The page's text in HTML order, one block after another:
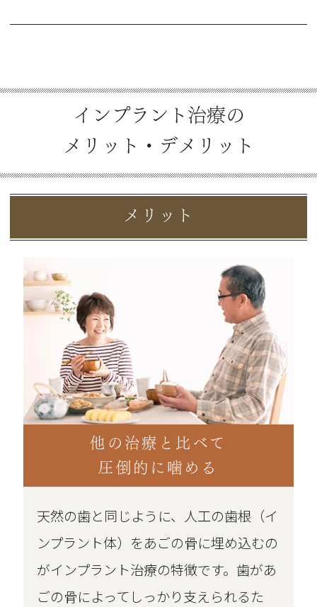
インプラント治療の
メリット・デメリット
メリット
他の治療と比べて
圧倒的に噛める
天然の歯と同じように、人工の歯根（イ
ンプラント体）をあごの骨に埋め込むの
がインプラント治療の特徴です。歯があ
ごの骨によってしっかり支えられるた